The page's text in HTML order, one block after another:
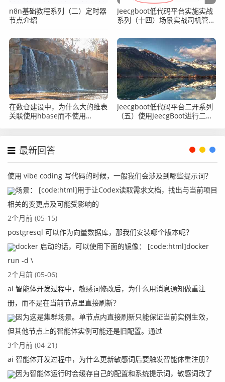
n8n基础教程系列（二）定时器
节点介绍
Jeecgboot低代码平台实施实战
系列（十四）场景实战司机管理
之表单子表动态选择父元素
在数仓建设中，为什么大的维表
关联使用hbase而不使用
Jeecgboot低代码平台二开系列
（五）使用JeecgBoot进行二开
最新回答
使用 vibe coding 写代码的时候，一般我们会涉及到哪些提示词？
场景： [code:html]用于让Codex读取需求文档，找出与当前项目
相关的变更点及可能受影响的
2个月前 (05-15)
postgresql 可以作为向量数据库，那我们安装哪个版本呢？
docker 启动的话，可以使用下面的镜像： [code:html]docker
run -d \
2个月前 (05-06)
ai 智能体开发过程中，敏感词修改后，为什么用消息通知做重注
册，而不是在当前节点里直接刷新？
因为这是集群场景。单节点内直接刷新只能保证当前实例生效，
但其他节点上的智能体实例可能还是旧配置。通过
3个月前 (04-21)
ai 智能体开发过程中，为什么更新敏感词后要触发智能体重注册？
因为智能体运行时会缓存自己的配置和系统提示词，敏感词改了